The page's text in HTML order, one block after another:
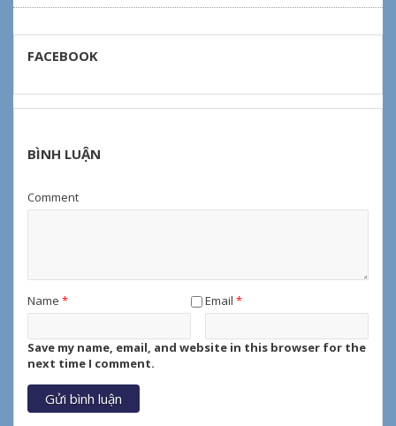
FACEBOOK
BÌNH LUẬN
Comment
Name * Email *
Save my name, email, and website in this browser for the
next time I comment.